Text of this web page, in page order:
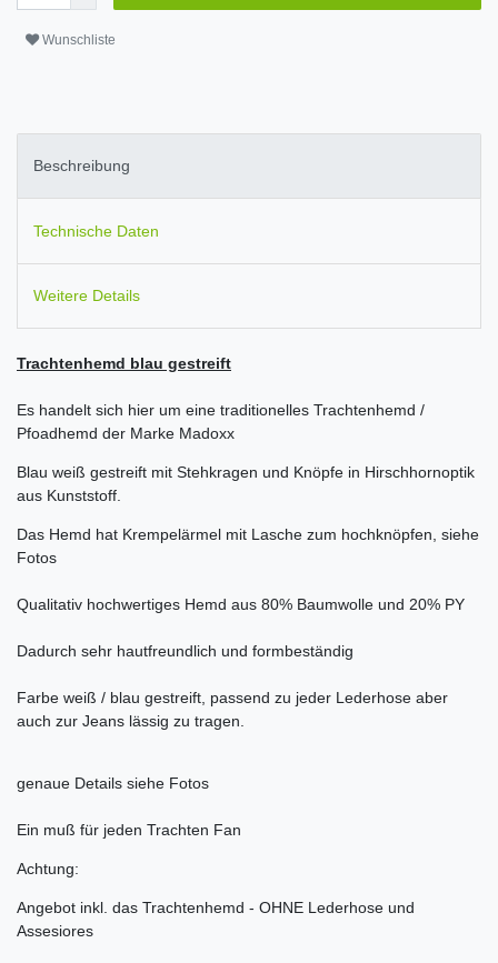
Wunschliste
Beschreibung
Technische Daten
Weitere Details
Trachtenhemd blau gestreift
Es handelt sich hier um eine traditionelles Trachtenhemd /
Pfoadhemd der Marke Madoxx
Blau weiß gestreift mit Stehkragen und Knöpfe in Hirschhornoptik
aus Kunststoff.
Das Hemd hat Krempelärmel mit Lasche zum hochknöpfen, siehe
Fotos
Qualitativ hochwertiges Hemd aus 80% Baumwolle und 20% PY
Dadurch sehr hautfreundlich und formbeständig
Farbe weiß / blau gestreift, passend zu jeder Lederhose aber
auch zur Jeans lässig zu tragen.
genaue Details siehe Fotos
Ein muß für jeden Trachten Fan
Achtung:
Angebot inkl. das Trachtenhemd - OHNE Lederhose und
Assesiores